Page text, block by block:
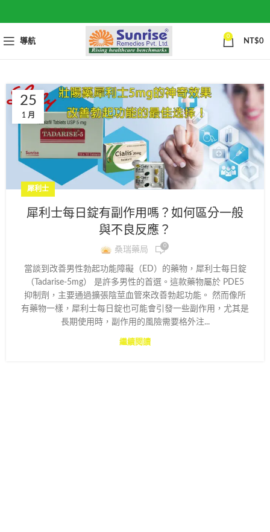
導航
0
NT$0
25
1 月
犀利士
犀利士每日錠有副作用嗎？如何區分一般
與不良反應？
桑瑞藥局 0
當談到改善男性勃起功能障礙（ED）的藥物，犀利士每日錠
（Tadarise-5mg） 是許多男性的首選。這款藥物屬於 PDE5
抑制劑，主要通過擴張陰莖血管來改善勃起功能。 然而像所
有藥物一樣，犀利士每日錠也可能會引發一些副作用，尤其是
長期使用時，副作用的風險需要格外注...
繼續閱讀